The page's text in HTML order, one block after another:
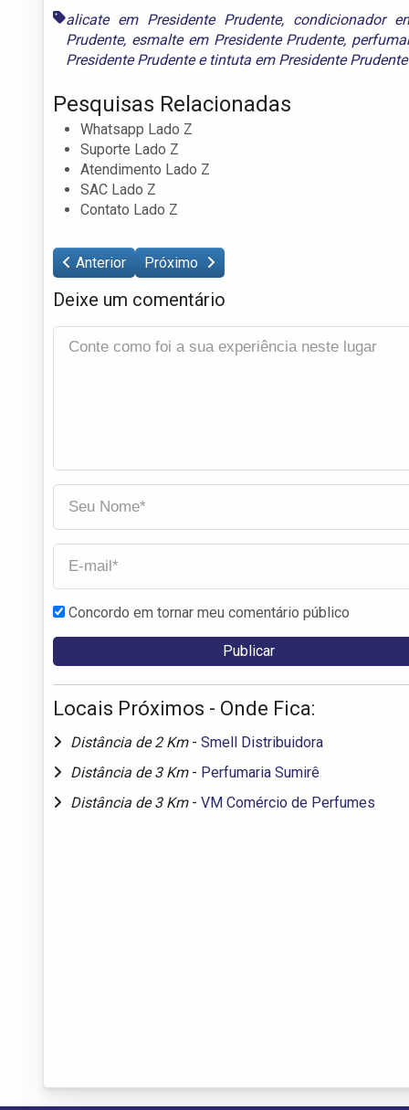
alicate em Presidente Prudente, condicionador
Prudente, esmalte em Presidente Prudente,
Presidente Prudentee tintuta em Presidente Prudente
Pesquisas Relacionadas
Whatsapp Lado Z
Suporte Lado Z
Atendimento Lado Z
SAC Lado Z
Contato Lado Z
Anterior Próximo
Deixe um comentário
Concordo em tornar meu comentário público
Locais Próximos - Onde Fica:
Distância de 2 Km - Smell Distribuidora
Distância de 3 Km - Perfumaria Sumirê
Distância de 3 Km - VM Comércio de Perfumes